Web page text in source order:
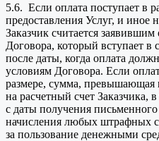
5.6. Если оплата поступает в
предоставления Услуг, и иное
Заказчик считается
Договора, который вступает в
после даты, когда оплата
условиям Договора. Если
размере, сумма, превышающая
на расчетный счет Заказчика,
с даты получения письменного
начисления любых штрафных
за пользование денежными